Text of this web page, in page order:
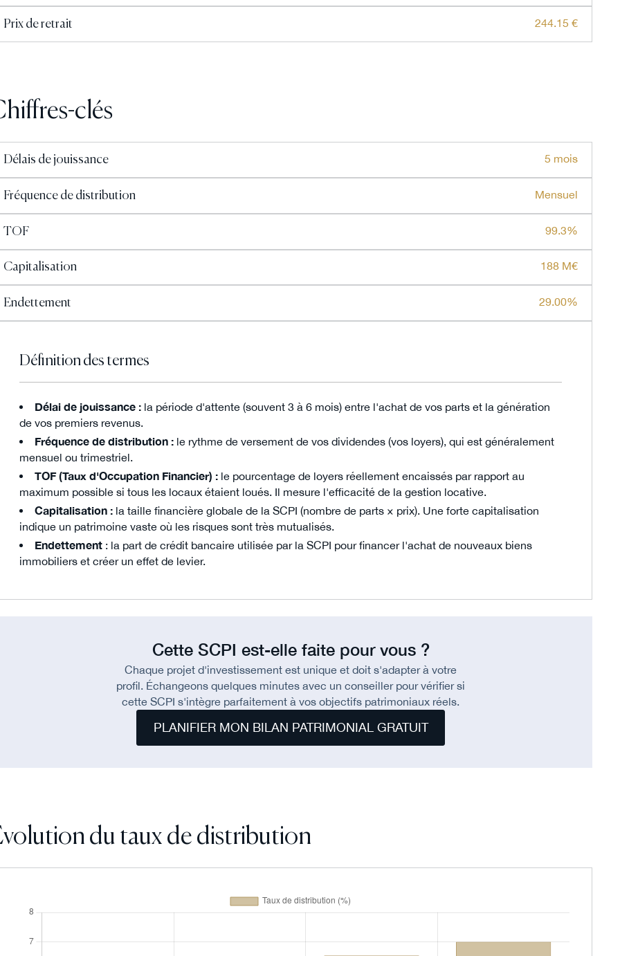
Prix de retrait 244.15 €
clés
Délais de jouissance 5 mois
Fréquence de distribution Mensuel
TOF 99.3%
Capitalisation 188 M€
Endettement 29.00%
Définition des termes
Délai de jouissance : la période d'attente (souvent 3 à 6 mois) entre l'achat de vos parts et la génération
de vos premiers revenus.
Fréquence de distribution : le rythme de versement de vos dividendes (vos loyers), qui est généralement
mensuel ou trimestriel.
TOF (Taux d'Occupation Financier) : le pourcentage de loyers réellement encaissés par rapport au
maximum possible si tous les locaux étaient loués. Il mesure l'efficacité de la gestion locative.
Capitalisation : la taille financière globale de la SCPI (nombre de parts × prix). Une forte capitalisation
indique un patrimoine vaste où les risques sont très mutualisés.
Endettement : la part de crédit bancaire utilisée par la SCPI pour financer l'achat de nouveaux biens
immobiliers et créer un effet de levier.
Cette SCPI est-elle faite pour vous ?
Chaque projet d'investissement est unique et doit s'adapter à votre
profil. Échangeons quelques minutes avec un conseiller pour vérifier si
cette SCPI s'intègre parfaitement à vos objectifs patrimoniaux réels.
PLANIFIER MON BILAN PATRIMONIAL GRATUIT
du taux de distribution